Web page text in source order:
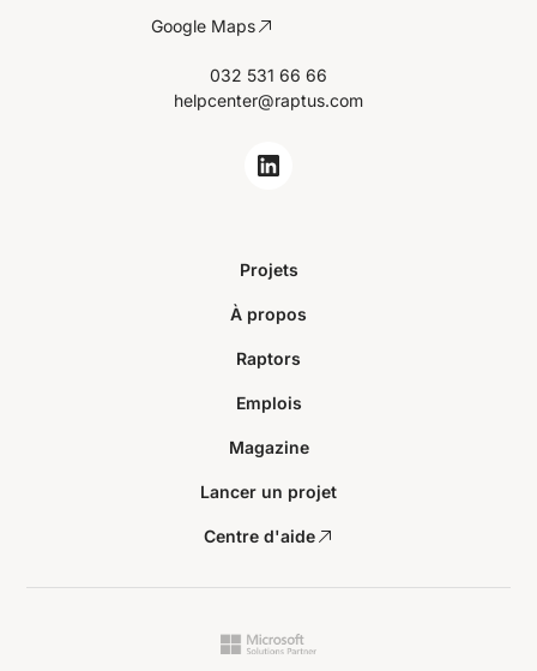
Google Maps
032 531 66 66
helpcenter@raptus.com
Projets
À propos
Raptors
Emplois
Magazine
Lancer un projet
Centre d'aide